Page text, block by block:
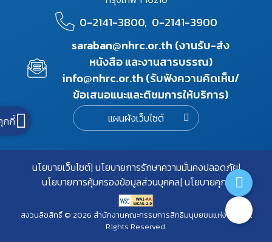
0-2141-3800, 0-2141-3900
saraban@nhrc.or.th (งานรับ-ส่ง
หนังสือ และงานสารบรรณ)
info@nhrc.or.th (รับฟังความคิดเห็น/
ข้อเสนอแนะและติชมการให้บริการ)
แผนผังเว็บไซต์
นโยบายเว็บไซต์ นโยบายการรักษาความมั่นคงปลอดภัย
นโยบายการคุ้มครองข้อมูลส่วนบุคคล นโยบายคุกกี้
สงวนลิขสิทธิ์ © 2026 สำนักงานคณะกรรมการสิทธิมนุษยชนแห่งชาติ. All
Rights Reserved.
กกี้